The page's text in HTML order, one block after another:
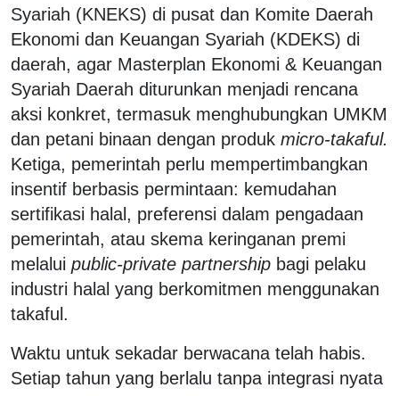
Syariah (KNEKS) di pusat dan Komite Daerah
Ekonomi dan Keuangan Syariah (KDEKS) di
daerah, agar Masterplan Ekonomi & Keuangan
Syariah Daerah diturunkan menjadi rencana
aksi konkret, termasuk menghubungkan UMKM
dan petani binaan dengan produk micro-takaful.
Ketiga, pemerintah perlu mempertimbangkan
insentif berbasis permintaan: kemudahan
sertifikasi halal, preferensi dalam pengadaan
pemerintah, atau skema keringanan premi
melalui public-private partnership bagi pelaku
industri halal yang berkomitmen menggunakan
takaful.
Waktu untuk sekadar berwacana telah habis.
Setiap tahun yang berlalu tanpa integrasi nyata